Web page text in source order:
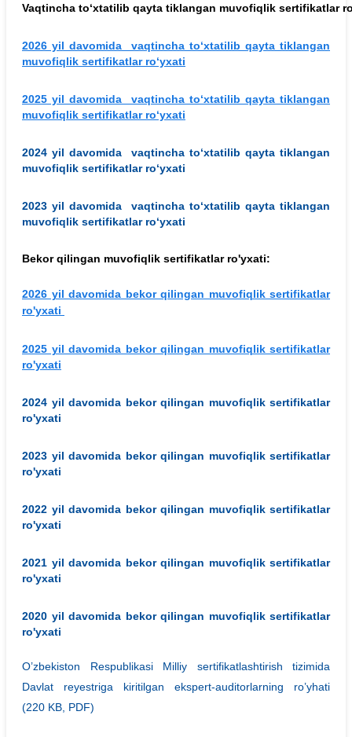
Vaqtincha to‘xtatilib qayta tiklangan muvofiqlik sertifikatlar
2026 yil davomida vaqtincha to‘xtatilib qayta tiklangan
muvofiqlik sertifikatlar ro‘yxati
2025 yil davomida vaqtincha to‘xtatilib qayta tiklangan
muvofiqlik sertifikatlar ro‘yxati
2024 yil davomida vaqtincha to‘xtatilib qayta tiklangan
muvofiqlik sertifikatlar ro‘yxati
2023 yil davomida vaqtincha to‘xtatilib qayta tiklangan
muvofiqlik sertifikatlar ro‘yxati
Bekor qilingan muvofiqlik sertifikatlar ro'yxati:
2026 yil davomida bekor qilingan muvofiqlik sertifikatlar
ro'yxati
2025 yil davomida bekor qilingan muvofiqlik sertifikatlar
ro'yxati
2024 yil davomida bekor qilingan muvofiqlik sertifikatlar
ro'yxati
2023 yil davomida bekor qilingan muvofiqlik sertifikatlar
ro'yxati
2022 yil davomida bekor qilingan muvofiqlik sertifikatlar
ro'yxati
2021 yil davomida bekor qilingan muvofiqlik sertifikatlar
ro'yxati
2020 yil davomida bekor qilingan muvofiqlik sertifikatlar
ro'yxati
O’zbekiston Respublikasi Milliy sertifikatlashtirish tizimida
Davlat reyestriga kiritilgan ekspert-auditorlarning ro’yhati
(220 KB, PDF)